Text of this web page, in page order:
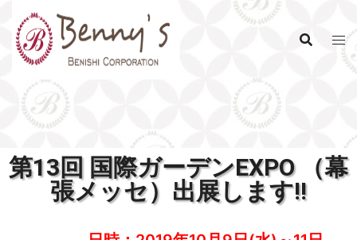
第13回 国際ガーデンEXPO （幕
張メッセ）出展します!!